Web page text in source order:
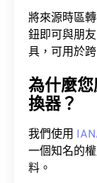
將來源時區
鈕即可與朋
具，可用於
為什麼
換器？
我們使用
一個知名的
料。